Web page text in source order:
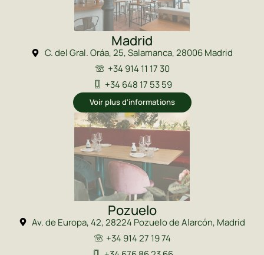
Madrid
C. del Gral. Oráa, 25, Salamanca, 28006 Madrid
+34 914 11 17 30
+34 648 17 53 59
Voir plus d'informations
Pozuelo
Av. de Europa, 42, 28224 Pozuelo de Alarcón, Madrid
+34 914 27 19 74